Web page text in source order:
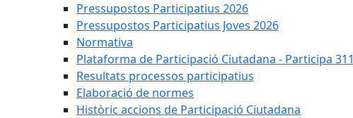
Pressupostos Participatius 2026
Pressupostos Participatius Joves 2026
Normativa
Plataforma de Participació Ciutadana - Participa 311
Resultats processos participatius
Elaboració de normes
Històric accions de Participació Ciutadana